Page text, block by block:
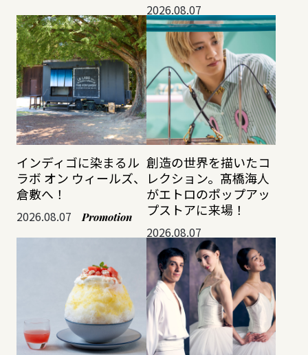
2026.08.07
インディゴに染まるル
ラボ オン ウィールズ、
倉敷へ！
2026.08.07 Promotion
創造の世界を描いたコ
レクション。髙橋海人
がエトロのポップアッ
プストアに来場！
2026.08.07